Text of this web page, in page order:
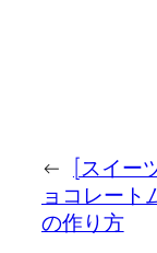
← [スイー
ョコレート
の作り方